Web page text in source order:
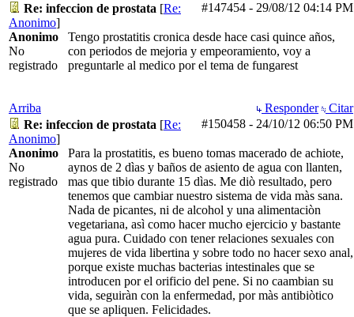
#147454 - 29/08/12 04:14 PM
Re: infeccion de prostata [Re:
Anonimo]
Anonimo
No
registrado
Tengo prostatitis cronica desde hace casi quince años,
con periodos de mejoria y empeoramiento, voy a
preguntarle al medico por el tema de fungarest
Arriba Responder
Citar
#150458 - 24/10/12 06:50 PM
Re: infeccion de prostata [Re:
Anonimo]
Anonimo
No
registrado
Para la prostatitis, es bueno tomas macerado de achiote,
aynos de 2 dìas y baños de asiento de agua con llanten,
mas que tibio durante 15 dìas. Me diò resultado, pero
tenemos que cambiar nuestro sistema de vida màs sana.
Nada de picantes, ni de alcohol y una alimentaciòn
vegetariana, asì como hacer mucho ejercicio y bastante
agua pura. Cuidado con tener relaciones sexuales con
mujeres de vida libertina y sobre todo no hacer sexo anal,
porque existe muchas bacterias intestinales que se
introducen por el orificio del pene. Si no caambian su
vida, seguiràn con la enfermedad, por màs antibiòtico
que se apliquen. Felicidades.